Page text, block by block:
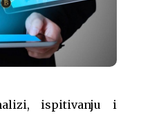
ispitivanju i